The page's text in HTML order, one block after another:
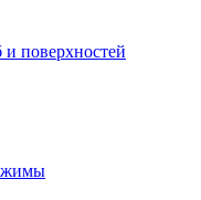
и поверхностей